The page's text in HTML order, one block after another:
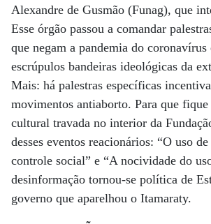
Alexandre de Gusmão (Funag), que
Esse órgão passou a comandar
que negam a pandemia do coronavírus
escrúpulos bandeiras ideológicas da
Mais: há palestras específicas
movimentos antiaborto. Para que
cultural travada no interior da
desses eventos reacionários: “O uso
controle social” e “A nocividade do
desinformação tornou-se política de
governo que aparelhou o Itamaraty.